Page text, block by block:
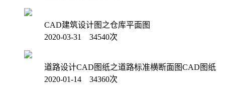
CAD建筑设计图之仓库平面图
2020-03-31 34540次
道路设计CAD图纸之道路标准横断面图CAD图纸
2020-01-14 34360次